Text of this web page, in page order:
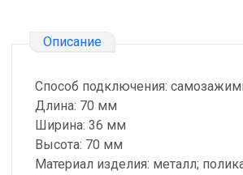
Описание
Способ подключения:
Длина: 70 мм
Ширина: 36 мм
Высота: 70 мм
Материал изделия: металл;